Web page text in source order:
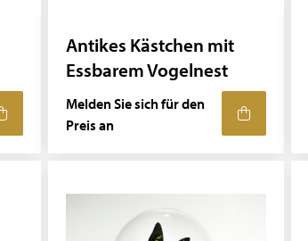
Antikes Kästchen mit
Essbarem Vogelnest
Melden Sie sich für den
Preis an